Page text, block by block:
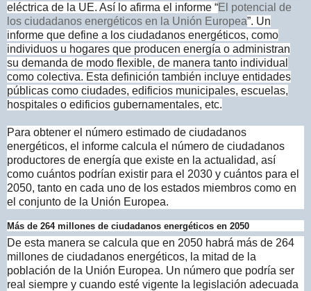
eléctrica de la UE. Así lo afirma el informe “El potencial de
los ciudadanos energéticos en la Unión Europea”. Un
informe que define a los ciudadanos energéticos, como
individuos u hogares que producen energía o administran
su demanda de modo flexible, de manera tanto individual
como colectiva. Esta definición también incluye entidades
públicas como ciudades, edificios municipales, escuelas,
hospitales o edificios gubernamentales, etc.
Para obtener el número estimado de ciudadanos
energéticos, el informe calcula el número de ciudadanos
productores de energía que existe en la actualidad, así
como cuántos podrían existir para el 2030 y cuántos para el
2050, tanto en cada uno de los estados miembros como en
el conjunto de la Unión Europea.
Más de 264 millones de ciudadanos energéticos en 2050
De esta manera se calcula que en 2050 habrá más de 264
millones de ciudadanos energéticos, la mitad de la
población de la Unión Europea. Un número que podría ser
real siempre y cuando esté vigente la legislación adecuada